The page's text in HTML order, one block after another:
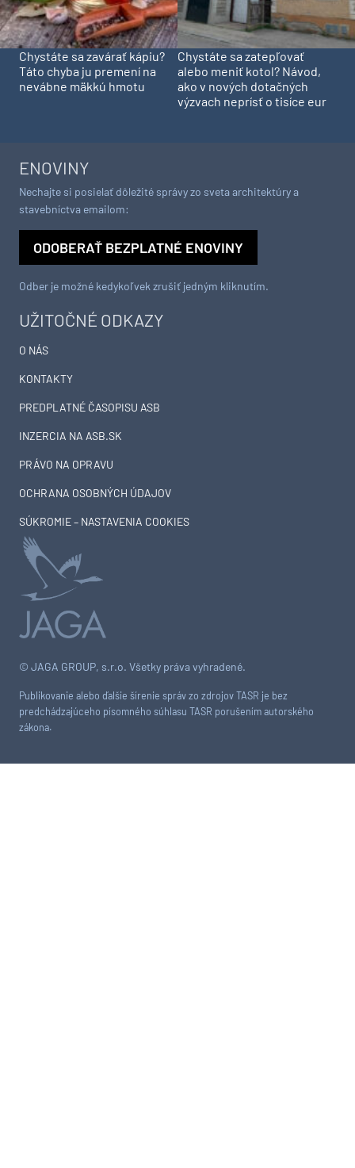
Chystáte sa zavárať kápiu?
Táto chyba ju premení na
nevábne mäkkú hmotu
Chystáte sa zatepľovať
alebo meniť kotol? Návod,
ako v nových dotačných
výzvach neprísť o tisíce eur
© JAGA GROUP, s.r.o. Všetky práva vyhradené.
Publikovanie alebo ďalšie šírenie správ zo zdrojov TASR je bez
predchádzajúceho písomného súhlasu TASR porušením autorského
zákona.
UŽITOČNÉ ODKAZY
O NÁS
KONTAKTY
PREDPLATNÉ ČASOPISU ASB
INZERCIA NA ASB.SK
PRÁVO NA OPRAVU
OCHRANA OSOBNÝCH ÚDAJOV
SÚKROMIE – NASTAVENIA COOKIES
ENOVINY
Nechajte si posielať dôležité správy zo sveta architektúry a
stavebníctva emailom:
ODOBERAŤ BEZPLATNÉ ENOVINY
Odber je možné kedykoľvek zrušiť jedným kliknutím.